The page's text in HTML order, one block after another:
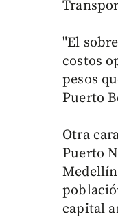
"El
costos
pesos
Puerto
Otra
Puerto
capital